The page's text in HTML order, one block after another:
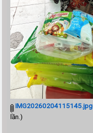
IMG20260204115145.jpg
lần.)